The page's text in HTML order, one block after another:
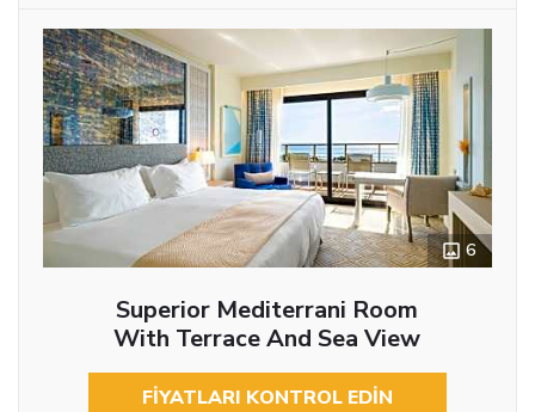
6
Superior Mediterrani Room
With Terrace And Sea View
FIYATLARI KONTROL EDIN